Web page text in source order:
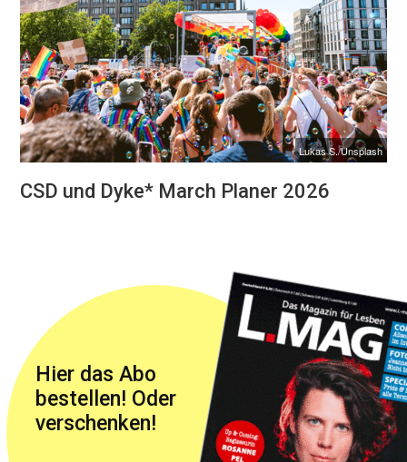
Lukas S./Unsplash
CSD und Dyke* March Planer 2026
Hier das Abo
bestellen! Oder
verschenken!